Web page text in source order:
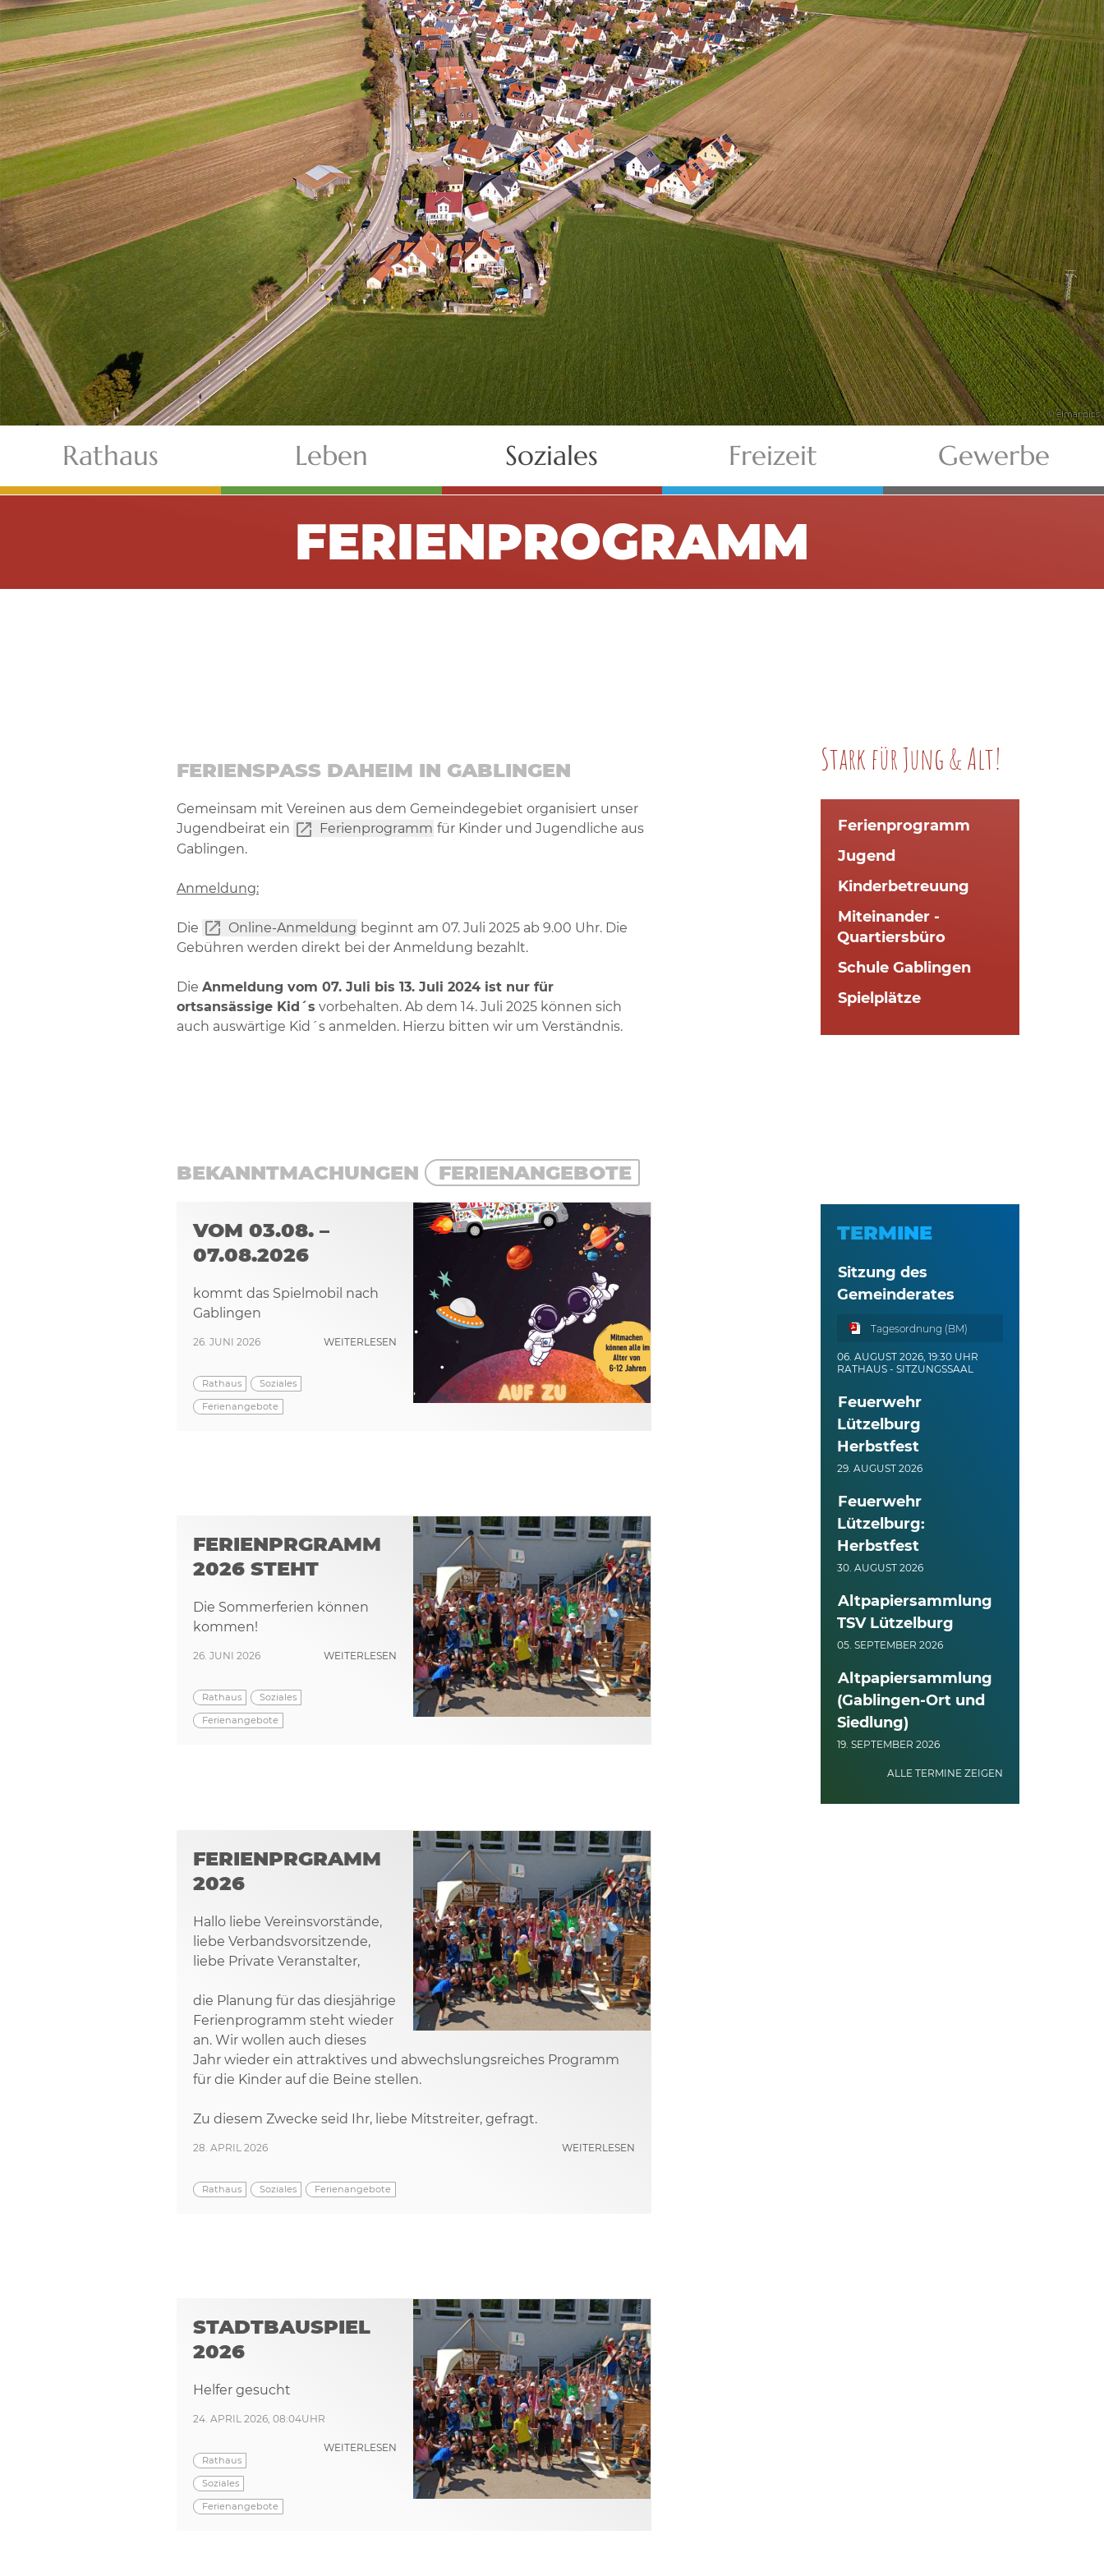
© elmar.pics
Rathaus Leben Soziales Freizeit Gewerbe
FERIENPROGRAMM
FERIENSPASS DAHEIM IN GABLINGEN
Gemeinsam mit Vereinen aus dem Gemeindegebiet organisiert unser
Jugendbeirat ein
Ferienprogramm für Kinder und Jugendliche aus
Gablingen.
Anmeldung:
Die Online-Anmeldung beginnt am 07. Juli 2025 ab 9.00 Uhr. Die
Gebühren werden direkt bei der Anmeldung bezahlt.
DieAnmeldung vom 07. Juli bis 13. Juli 2024 ist nur für
ortsansässige Kid´s vorbehalten. Ab dem 14. Juli 2025 können sich
auch auswärtige Kid´s anmelden. Hierzu bitten wir um Verständnis.
BEKANNTMACHUNGEN FERIENANGEBOTE
©
VOM 03.08. –
07.08.2026
kommt das Spielmobil nach
Gablingen
26. JUNI 2026 WEITERLESEN
Rathaus
Soziales
Ferienangebote
©
FERIENPRGRAMM
2026 STEHT
Die Sommerferien können
kommen!
26. JUNI 2026 WEITERLESEN
Rathaus
Soziales
Ferienangebote
©
FERIENPRGRAMM
2026
Hallo liebe Vereinsvorstände,
liebe Verbandsvorsitzende,
liebe Private Veranstalter,
die Planung für das diesjährige
Ferienprogramm steht wieder
an. Wir wollen auch dieses
Jahr wieder ein attraktives und abwechslungsreiches Programm
für die Kinder auf die Beine stellen.
Zu diesem Zwecke seid Ihr, liebe Mitstreiter, gefragt.
28. APRIL 2026 WEITERLESEN
Rathaus Soziales Ferienangebote
©
STADTBAUSPIEL
2026
Helfer gesucht
24. APRIL 2026, 08:04UHR
WEITERLESEN
Rathaus
Soziales
Ferienangebote
Stark für Jung & Alt!
Ferienprogramm
Jugend
Kinderbetreuung
Miteinander -
Quartiersbüro
Schule Gablingen
Spielplätze
TERMINE
Sitzung des
Gemeinderates
Tagesordnung (BM)
06. AUGUST 2026, 19:30 UHR
RATHAUS - SITZUNGSSAAL
Feuerwehr
Lützelburg
Herbstfest
29. AUGUST 2026
Feuerwehr
Lützelburg:
Herbstfest
30. AUGUST 2026
Altpapiersammlung
TSV Lützelburg
05. SEPTEMBER 2026
Altpapiersammlung
(Gablingen-Ort und
Siedlung)
19. SEPTEMBER 2026
ALLE TERMINE ZEIGEN